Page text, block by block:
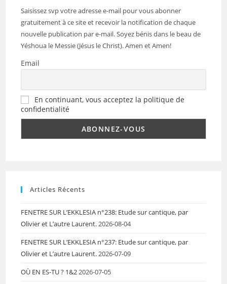
Saisissez svp votre adresse e-mail pour vous abonner
gratuitement à ce site et recevoir la notification de chaque
nouvelle publication par e-mail. Soyez bénis dans le beau de
Yéshoua le Messie (Jésus le Christ). Amen et Amen!
Email
En continuant, vous acceptez la politique de
confidentialité
Articles Récents
FENETRE SUR L’EKKLESIA n°238: Etude sur cantique, par
Olivier et L’autre Laurent.2026-08-04
FENETRE SUR L’EKKLESIA n°237: Etude sur cantique, par
Olivier et L’autre Laurent.2026-07-09
OÙ EN ES-TU ? 1&22026-07-05